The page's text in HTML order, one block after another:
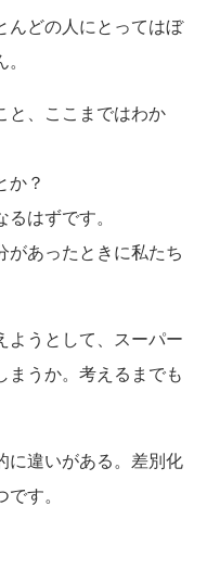
んどの人にとってはぼ
と、ここまではわか
か？
はずです。
があったときに私たち
ようとして、スーパー
まうか。考えるまでも
に違いがある。差別化
す。